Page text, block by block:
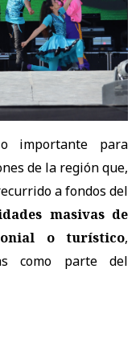
importante para
de la región que,
a fondos del
masivas de
o turístico,
como parte del